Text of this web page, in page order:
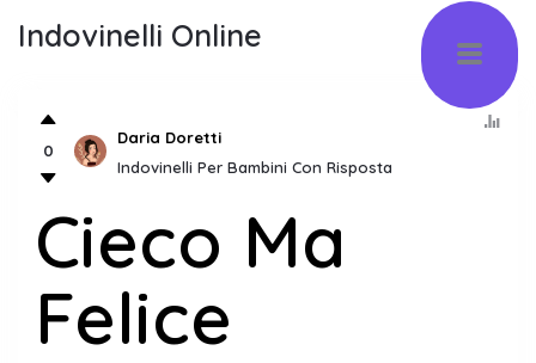
Indovinelli Online
0
Daria Doretti
Indovinelli Per Bambini Con Risposta
Cieco Ma
Felice